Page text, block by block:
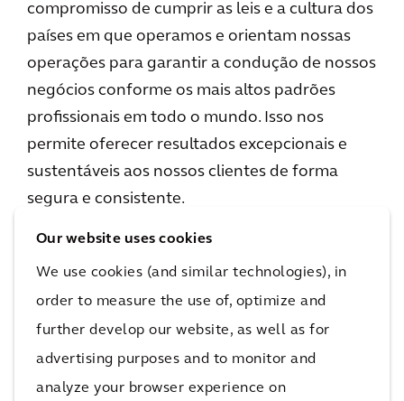
Our website uses cookies
We use cookies (and similar technologies), in
order to measure the use of, optimize and
further develop our website, as well as for
advertising purposes and to monitor and
analyze your browser experience on
compromisso de cumprir as leis e a cultura dos
países em que operamos e orientam nossas
operações para garantir a condução de nossos
negócios conforme os mais altos padrões
profissionais em todo o mundo. Isso nos
permite oferecer resultados excepcionais e
sustentáveis aos nossos clientes de forma
segura e consistente.
Links
Princípios Gerais de Negócios